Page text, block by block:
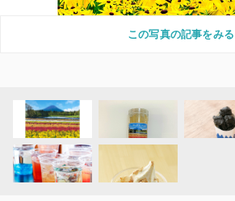
この写真の記事をみる